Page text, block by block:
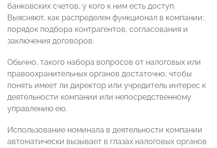
банковских счетов, у кого к ним есть доступ.
Выясняют, как распределен функционал в компании:
порядок подбора контрагентов, согласования и
заключения договоров.
Обычно, такого набора вопросов от налоговых или
правоохранительных органов достаточно, чтобы
понять имеет ли директор или учредитель интерес к
деятельности компании или непосредственному
управлению ею.
Использование номинала в деятельности компании
автоматически вызывает в глазах налоговых органов